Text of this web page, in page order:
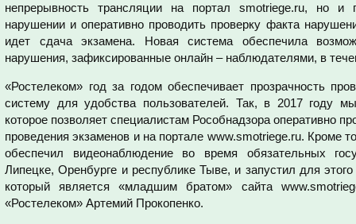
непрерывность трансляции на портал smotriege.ru, но и
нарушении и оперативно проводить проверку факта
идет сдача экзамена. Новая система обеспечила
нарушения, зафиксированные онлайн – наблюдателями, в
«Ростелеком» год за годом обеспечивает прозрачность
систему для удобства пользователей. Так, в 2017 году
которое позволяет специалистам Рособнадзора оперативно
проведения экзаменов и на портале www.smotriege.ru. Кроме
обеспечил видеонаблюдение во время обязательных
Липецке, Оренбурге и республике Тыве, и запустил для
который является «младшим братом» сайта
«Ростелеком» Артемий Прокопенко.